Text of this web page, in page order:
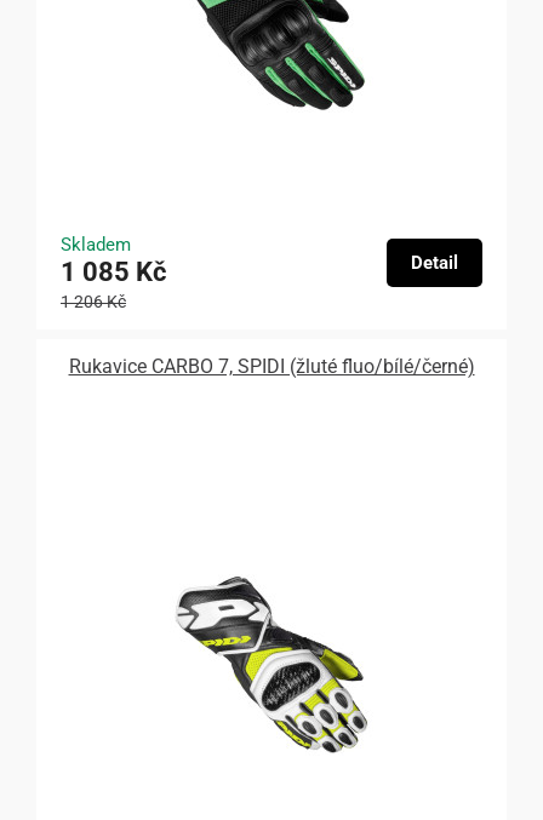
Skladem
1 085 Kč
1 206 Kč
Detail
Rukavice CARBO 7, SPIDI (žluté fluo/bílé/černé)